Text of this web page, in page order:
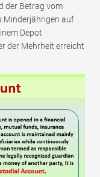
der Betrag vom
Minderjährigen auf
Depot
der Mehrheit erreicht